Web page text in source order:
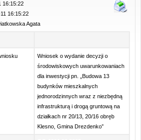
16:15:22
16:15:22
Agata
Wniosek o wydanie decyzji o
środowiskowych uwarunkowaniach
dla inwestycji pn. „Budowa 13
budynków mieszkalnych
jednorodzinnych wraz z niezbędną
infrastrukturą i drogą gruntową na
działkach nr 20/13, 20/16 obręb
Klesno, Gmina Drezdenko”